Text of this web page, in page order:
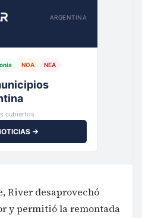
ARGENTINA
NOA NEA
cubiertos
→
River desaprovechó
y permitió la remontada